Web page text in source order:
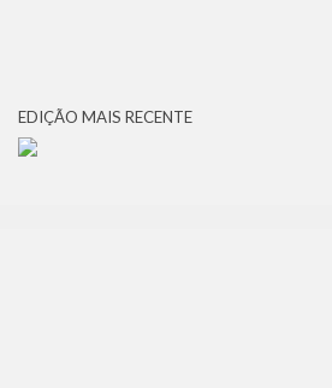
EDIÇÃO MAIS RECENTE